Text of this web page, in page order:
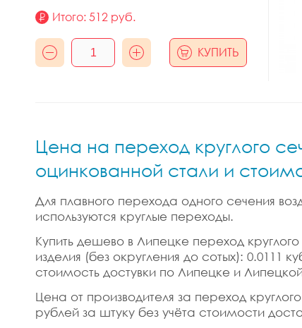
Итого: 512 руб.
КУПИТЬ
Цена на переход круглого
оцинкованной стали и
Для плавного перехода одного сечения
используются круглые переходы.
Купить дешево в Липецке переход
изделия (без округления до сотых):
стоимость достувки по Липецке и
Цена от производителя за переход
рублей за штуку без учёта стоимости